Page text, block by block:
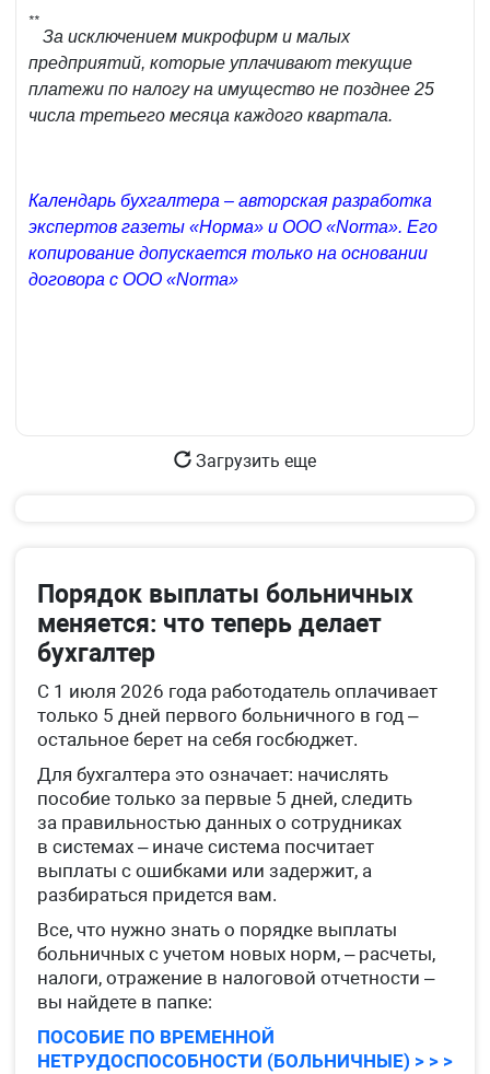
**
За исключением микрофирм и малых
предприятий, которые уплачивают текущие
платежи по налогу на имущество не позднее 25
числа треть­его месяца каждого квартала.
Календарь бухгалтера – авторская разработка
экспертов газеты «Норма» и ООО «Norma». Его
копирование допускается только на основании
договора с ООО «Norma»
Загрузить еще
Порядок выплаты больничных
меняется: что теперь делает
бухгалтер
С 1 июля 2026 года работодатель оплачивает
только 5 дней первого больничного в год –
остальное берет на себя госбюджет.
Для бухгалтера это означает: начислять
пособие только за первые 5 дней, следить
за правильностью данных о сотрудниках
в системах – иначе система посчитает
выплаты с ошибками или задержит, а
разбираться придется вам.
Все, что нужно знать о порядке выплаты
больничных с учетом новых норм, – расчеты,
налоги, отражение в налоговой отчетности –
вы найдете в папке:
ПОСОБИЕ ПО ВРЕМЕННОЙ
НЕТРУДОСПОСОБНОСТИ (БОЛЬНИЧНЫЕ) > > >